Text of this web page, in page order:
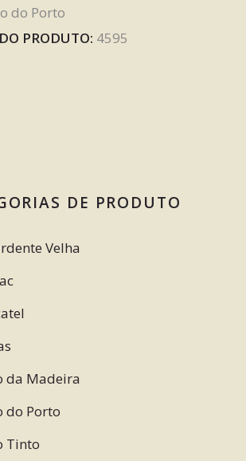
do Porto
PRODUTO: 4595
DE PRODUTO
Velha
da Madeira
do Porto
Tinto